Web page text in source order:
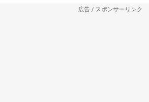
広告 / スポンサーリンク